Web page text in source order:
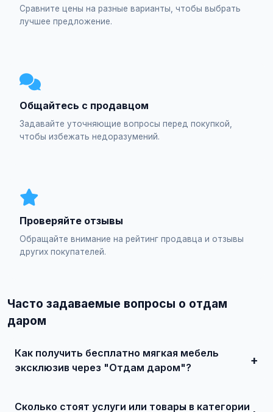
Сравните цены на разные варианты, чтобы выбрать
лучшее предложение.
Общайтесь с продавцом
Задавайте уточняющие вопросы перед покупкой,
чтобы избежать недоразумений.
Проверяйте отзывы
Обращайте внимание на рейтинг продавца и отзывы
других покупателей.
Часто задаваемые вопросы о отдам
даром
Как получить бесплатно мягкая мебель
эксклюзив через "Отдам даром"?
и договоритесь о сделке.
Сколько стоят услуги или товары в категории